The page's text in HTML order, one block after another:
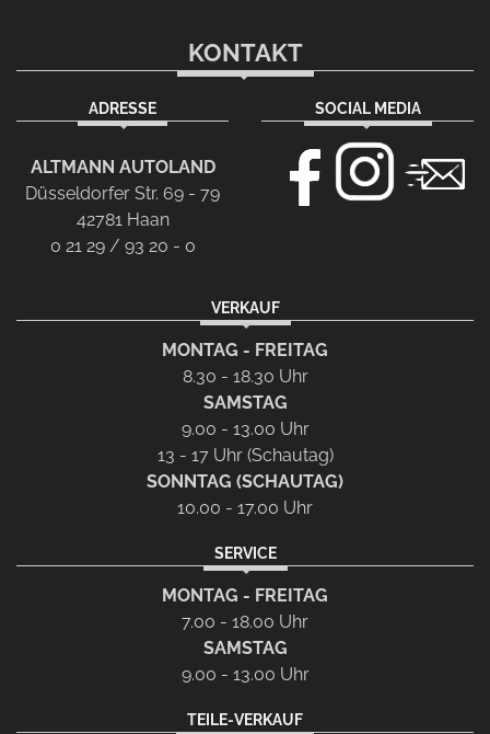
KONTAKT
ADRESSE
ALTMANN AUTOLAND
Düsseldorfer Str. 69 - 79
42781 Haan
0 21 29 / 93 20 - 0
SOCIAL MEDIA
VERKAUF
MONTAG - FREITAG
8.30 - 18.30 Uhr
SAMSTAG
9.00 - 13.00 Uhr
13 - 17 Uhr (Schautag)
SONNTAG (SCHAUTAG)
10.00 - 17.00 Uhr
SERVICE
MONTAG - FREITAG
7.00 - 18.00 Uhr
SAMSTAG
9.00 - 13.00 Uhr
TEILE-VERKAUF